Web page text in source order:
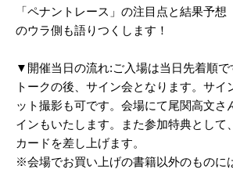
「ペナントレース」の注目点と結果予
のウラ側も語りつくします！
▼開催当日の流れ:ご入場は当日先着順
トークの後、サイン会となります。サイ
ット撮影も可です。会場にて尾関高文さ
インもいたします。また参加特典として
カードを差し上げます。
※会場でお買い上げの書籍以外のものに